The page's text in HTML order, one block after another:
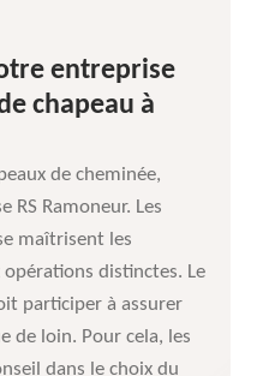
entreprise
chapeau à
de cheminée,
RS Ramoneur. Les
maîtrisent les
distinctes. Le
participer à assurer
de loin. Pour cela, les
dans le choix du